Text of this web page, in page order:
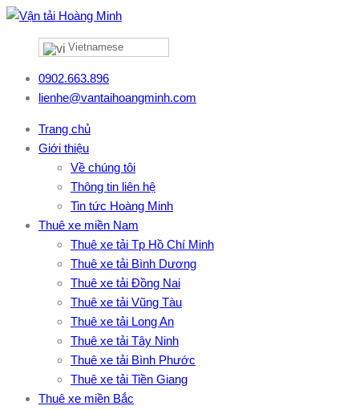
Vietnamese
0902.663.896
lienhe@vantaihoangminh.com
Trang chủ
Giới thiệu
Về chúng tôi
Thông tin liên hệ
Tin tức Hoàng Minh
Thuê xe miền Nam
Thuê xe tải Tp Hồ Chí Minh
Thuê xe tải Bình Dương
Thuê xe tải Đồng Nai
Thuê xe tải Vũng Tàu
Thuê xe tải Long An
Thuê xe tải Tây Ninh
Thuê xe tải Bình Phước
Thuê xe tải Tiền Giang
Thuê xe miền Bắc